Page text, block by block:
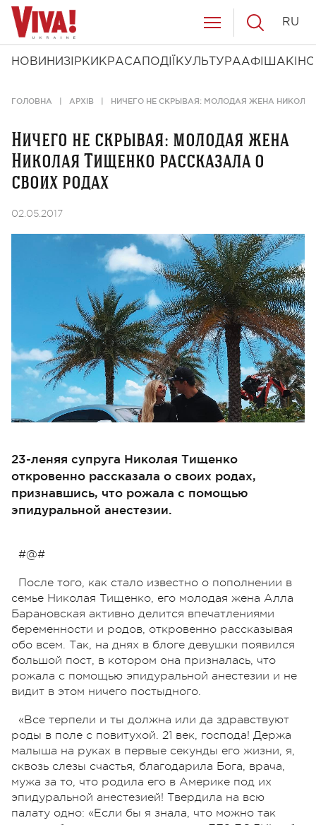
НОВИНИ ЗІРКИ КРАСА ПОДІЇ КУЛЬТУРААФІША КІНО
RU
ГОЛОВНА АРХІВ НИЧЕГО НЕ СКРЫВАЯ: МОЛОДАЯ ЖЕНА
Ничего не скрывая: молодая жена
Николая Тищенко рассказала о
своих родах
02.05.2017
23-леняя супруга Николая Тищенко
откровенно рассказала о своих родах,
признавшись, что рожала с помощью
эпидуральной анестезии.
#@#
После того, как стало известно о пополнении в
семье Николая Тищенко, его молодая жена Алла
Барановская активно делится впечатлениями
беременности и родов, откровенно рассказывая
обо всем. Так, на днях в блоге девушки появился
большой пост, в котором она призналась, что
рожала с помощью эпидуральной анестезии и не
видит в этом ничего постыдного.
«Все терпели и ты должна или да здравствуют
роды в поле с повитухой. 21 век, господа! Держа
малыша на руках в первые секунды его жизни, я,
сквозь слезы счастья, благодарила Бога, врача,
мужа за то, что родила его в Америке под их
эпидуральной анестезией! Твердила на всю
палату одно: «Если бы я знала, что можно так